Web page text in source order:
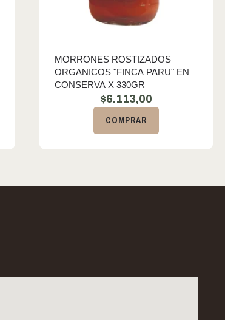
MORRONES ROSTIZADOS
ORGANICOS "FINCA PARU" EN
CONSERVA X 330GR
$6.113,00
COMPRAR